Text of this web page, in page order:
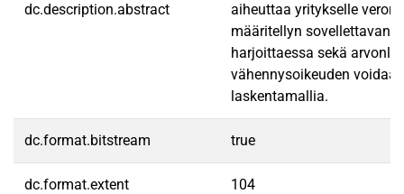
dc.description.abstract
aiheuttaa yritykselle
määritellyn sovellettavan
harjoittaessa sekä
vähennysoikeuden
laskentamallia.
dc.format.bitstream true
dc.format.extent 104